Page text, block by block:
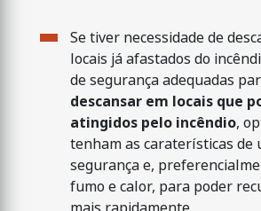
Se tiver necessidade de
locais já afastados do
de segurança adequadas
descansar em locais que
atingidos pelo incêndio,
tenham as caraterísticas de
segurança e,
fumo e calor, para poder